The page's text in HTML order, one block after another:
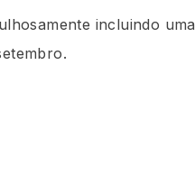
incluindo uma